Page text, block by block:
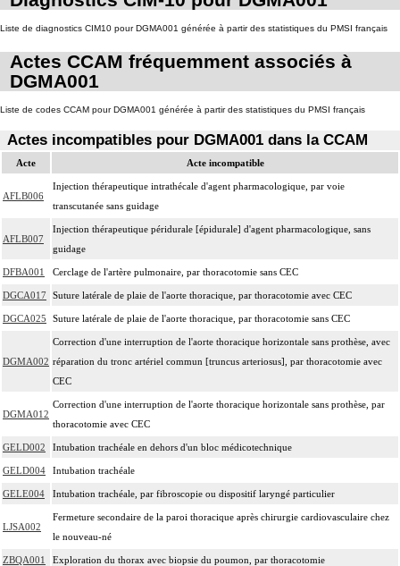
Par thoracotomie, on entend : tout abord de la cavité thoracique - sternotomie,
thoracotomie latérale, thoracotomie postérieure.
4
chirurgien, l'installation, la conduite de la circulation extracorporelle, et son
ablation. Elle inclut les responsabilités suivantes :
- décision de l'indication et choix de la technique
- choix du niveau d'hypothermie
- décision d'arrêt circulatoire
- définition des protocoles de remplissage
- décision de cardioplégie
- décision d'assistance circulatoire.
4 La suture d'un vaisseau inclut l'angioplastie d'élargissement.
4 Le pontage artériel inclut la thromboendartériectomie de contigüité.
4
Les actes sur le thorax, par thoracoscopie incluent l'évacuation de collection
4
Les actes sur le thorax, par thoracotomie incluent l'évacuation de collection
intrathoracique associée, la pose de drain pleural et/ou péricardique.
4
Les actes avec dérivation vasculaire [shunt] incluent la pose d'une dérivation
inerte ou pulsée, et son ablation.
Facturation : les suppléments de numérisation ou la radioscopie de longue
Liste de diagnostics CIM10 pour DGMA001 générée à partir des statistiques du PMSI français
Actes CCAM fréquemment associés à
DGMA001
Liste de codes CCAM pour DGMA001 générée à partir des statistiques du PMSI français
Actes incompatibles pour DGMA001 dans la CCAM
Acte Acte incompatible
AFLB006
Injection thérapeutique intrathécale d'agent pharmacologique, par voie
transcutanée sans guidage
AFLB007
Injection thérapeutique péridurale [épidurale] d'agent pharmacologique, sans
guidage
DFBA001 Cerclage de l'artère pulmonaire, par thoracotomie sans CEC
DGCA017 Suture latérale de plaie de l'aorte thoracique, par thoracotomie avec CEC
DGCA025 Suture latérale de plaie de l'aorte thoracique, par thoracotomie sans CEC
DGMA002
Correction d'une interruption de l'aorte thoracique horizontale sans prothèse, avec
réparation du tronc artériel commun [truncus arteriosus], par thoracotomie avec
CEC
DGMA012
Correction d'une interruption de l'aorte thoracique horizontale sans prothèse, par
thoracotomie avec CEC
GELD002 Intubation trachéale en dehors d'un bloc médicotechnique
GELD004 Intubation trachéale
GELE004 Intubation trachéale, par fibroscopie ou dispositif laryngé particulier
LJSA002
Fermeture secondaire de la paroi thoracique après chirurgie cardiovasculaire chez
le nouveau-né
ZBQA001 Exploration du thorax avec biopsie du poumon, par thoracotomie